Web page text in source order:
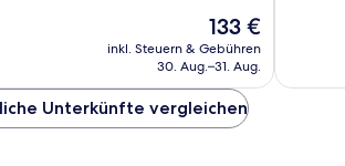
Der
Preis
beträgt
133 €
inkl. Steuern & Gebühren
30. Aug.–31. Aug.
Unterkünfte vergleichen